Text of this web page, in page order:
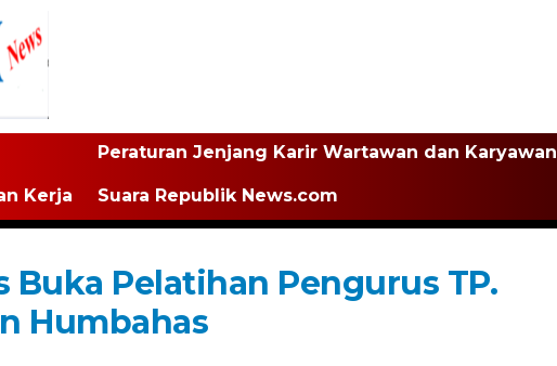
Kerja
Peraturan Jenjang Karir Wartawan dan Karyawan
Suara Republik News.com
Buka Pelatihan Pengurus TP.
Humbahas